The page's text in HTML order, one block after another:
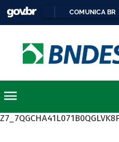
COMUNICA BR